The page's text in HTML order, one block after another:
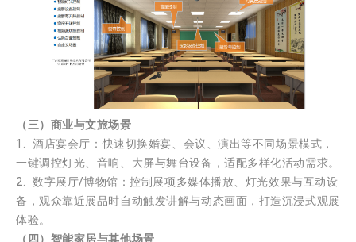
（三）商业与文旅场景
1. 酒店宴会厅：快速切换婚宴、会议、演出等不同场景模式，
一键调控灯光、音响、大屏与舞台设备，适配多样化活动需求。
2. 数字展厅/博物馆：控制展项多媒体播放、灯光效果与互动设
备，观众靠近展品时自动触发讲解与动态画面，打造沉浸式观展
体验。
（四）智能家居与其他场景